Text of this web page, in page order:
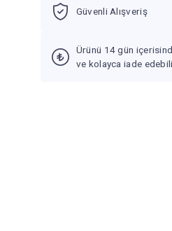
Güvenli Alışveriş
Ürünü 14 gün
ve kolayca iade